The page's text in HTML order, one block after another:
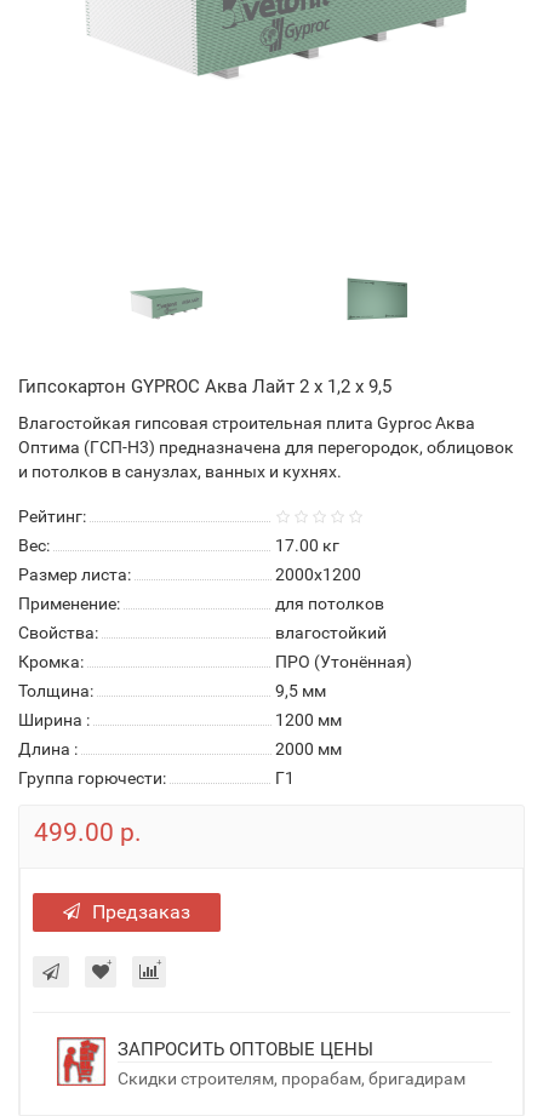
Гипсокартон GYPROC Аква Лайт 2 х 1,2 х 9,5
Влагостойкая гипсовая строительная плита Gyproc Аква
Оптима (ГСП-H3) предназначена для перегородок, облицовок
и потолков в санузлах, ванных и кухнях.
Рейтинг:
Вес:
17.00 кг
Размер листа:
2000х1200
Применение:
для потолков
Свойства:
влагостойкий
Кромка:
ПРО (Утонённая)
Толщина:
9,5 мм
Ширина :
1200 мм
Длина :
2000 мм
Группа горючести:
Г1
499.00 р.
Предзаказ
ЗАПРОСИТЬ ОПТОВЫЕ ЦЕНЫ
Скидки строителям, прорабам, бригадирам